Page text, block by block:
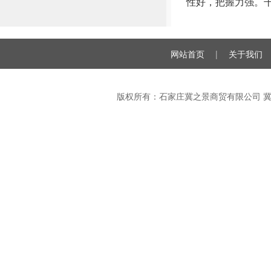
网站首页 | 关于我们
版权所有：石家庄冀之景商贸有限公司